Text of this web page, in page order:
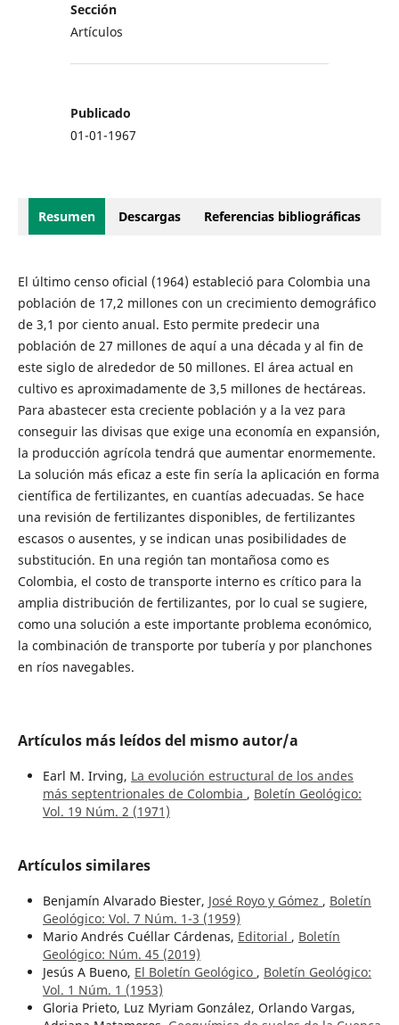
Sección
Artículos
Publicado
01-01-1967
Resumen Descargas Referencias bibliográficas
El último censo oficial (1964) estableció para Colombia una
población de 17,2 millones con un crecimiento demográfico
de 3,1 por ciento anual. Esto permite predecir una
población de 27 millones de aquí a una década y al fin de
este siglo de alrededor de 50 millones. El área actual en
cultivo es aproximadamente de 3,5 millones de hectáreas.
Para abastecer esta creciente población y a la vez para
conseguir las divisas que exige una economía en expansión,
la producción agrícola tendrá que aumentar enormemente.
La solución más eficaz a este fin sería la aplicación en forma
científica de fertilizantes, en cuantías adecuadas. Se hace
una revisión de fertilizantes disponibles, de fertilizantes
escasos o ausentes, y se indican unas posibilidades de
substitución. En una región tan montañosa como es
Colombia, el costo de transporte interno es crítico para la
amplia distribución de fertilizantes, por lo cual se sugiere,
como una solución a este importante problema económico,
la combinación de transporte por tubería y por planchones
en ríos navegables.
Artículos más leídos del mismo autor/a
Earl M. Irving, La evolución estructural de los andes
más septentrionales de Colombia , Boletín Geológico:
Vol. 19 Núm. 2 (1971)
Artículos similares
Benjamín Alvarado Biester, José Royo y Gómez , Boletín
Geológico: Vol. 7 Núm. 1-3 (1959)
Mario Andrés Cuéllar Cárdenas, Editorial , Boletín
Geológico: Núm. 45 (2019)
Jesús A Bueno, El Boletín Geológico , Boletín Geológico:
Vol. 1 Núm. 1 (1953)
Gloria Prieto, Luz Myriam González, Orlando Vargas,